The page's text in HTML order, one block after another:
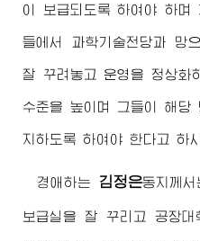
이 보급되도록 하여야 하며
들에서 과학기술전당과 망
잘 꾸려놓고 운영을 정상화
수준을 높이며 그들이 해당
지하도록 하여야 한다고 하
경애하는 김정은동지 께
보급실을 잘 꾸리고 공장